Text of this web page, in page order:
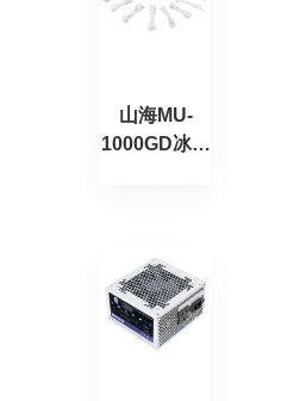
山海MU-
1000GD冰山